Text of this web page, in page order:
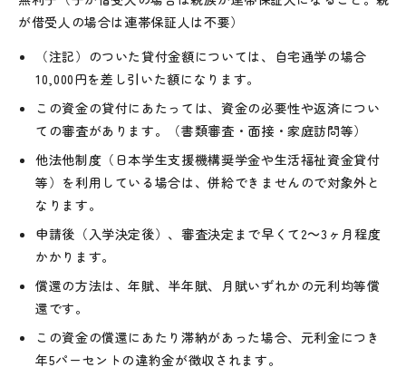
が借受人の場合は連帯保証人は不要）
（注記）のついた貸付金額については、自宅通学の場合
10,000円を差し引いた額になります。
この資金の貸付にあたっては、資金の必要性や返済につい
ての審査があります。（書類審査・面接・家庭訪問等）
他法他制度（日本学生支援機構奨学金や生活福祉資金貸付
等）を利用している場合は、併給できませんので対象外と
なります。
申請後（入学決定後）、審査決定まで早くて2～3ヶ月程度
かかります。
償還の方法は、年賦、半年賦、月賦いずれかの元利均等償
還です。
この資金の償還にあたり滞納があった場合、元利金につき
年5パーセントの違約金が徴収されます。